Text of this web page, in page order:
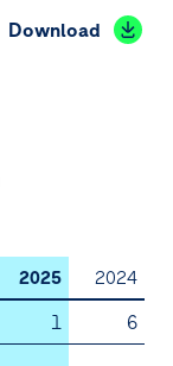
Download
2025 2024
1
6